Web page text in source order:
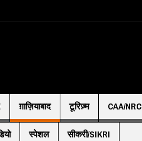
ग़ाज़ियाबाद टूरिज़्म CAA/NRC
स्पेशल सीकरी/SIKRI